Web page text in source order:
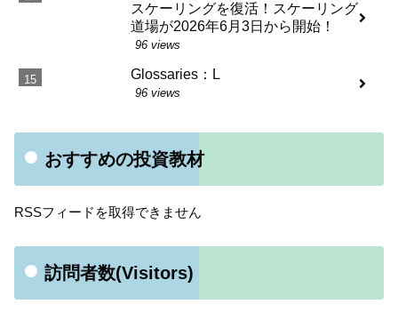
スケーリングを復活！スケーリング
道場が2026年6月3日から開始！
96 views
Glossaries：L
96 views
おすすめの投資教材
RSSフィードを取得できません
訪問者数(Visitors)